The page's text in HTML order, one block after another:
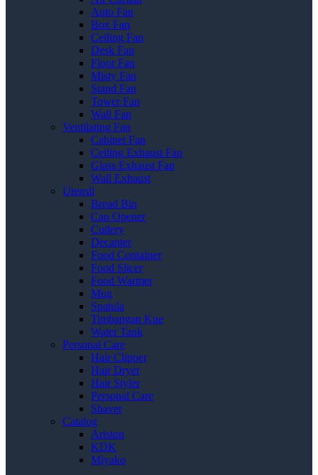
Auto Fan
Box Fan
Ceiling Fan
Desk Fan
Floor Fan
Misty Fan
Stand Fan
Tower Fan
Wall Fan
Ventilating Fan
Cabinet Fan
Ceiling Exhaust Fan
Glass Exhaust Fan
Wall Exhaust
Utensil
Bread Bin
Can Opener
Cutlery
Decanter
Food Container
Food Slicer
Food Warmer
Mug
Spatula
Timbangan Kue
Water Tank
Personal Care
Hair Clipper
Hair Dryer
Hair Styler
Personal Care
Shaver
Catalog
Ariston
KDK
Miyako